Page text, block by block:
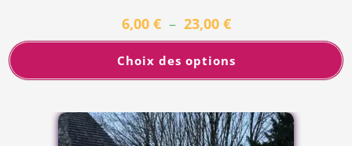
6,00 € – 23,00 €
Choix des options